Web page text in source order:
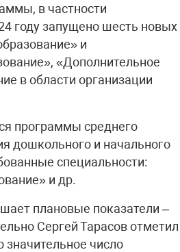
в частности
году запущено шесть новых
и
«Дополнительное
в области организации
программы среднего
дошкольного и начального
специальности:
и др.
плановые показатели –
Сергей Тарасов отметил
число